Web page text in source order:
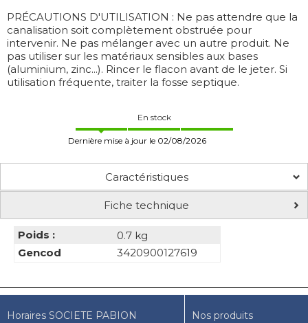
PRÉCAUTIONS D'UTILISATION : Ne pas attendre que la
canalisation soit complètement obstruée pour
intervenir. Ne pas mélanger avec un autre produit. Ne
pas utiliser sur les matériaux sensibles aux bases
(aluminium, zinc...). Rincer le flacon avant de le jeter. Si
utilisation fréquente, traiter la fosse septique.
En stock
Dernière mise à jour le 02/08/2026
Caractéristiques
Fiche technique
Poids :
0.7 kg
Gencod
3420900127619
Horaires SOCIETE PABION
Nos produits